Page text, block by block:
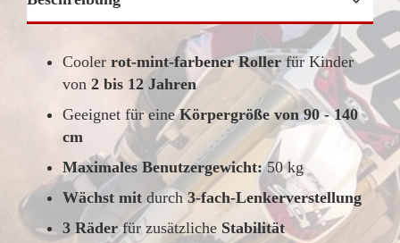
Cooler rot-mint-farbener Roller für Kinder
von 2 bis 12 Jahren
Geeignet für eineKörpergröße von 90 - 140
cm
Maximales Benutzergewicht:50 kg
Wächst mit durch3-fach-Lenkerverstellung
3 Räderfür zusätzliche Stabilität